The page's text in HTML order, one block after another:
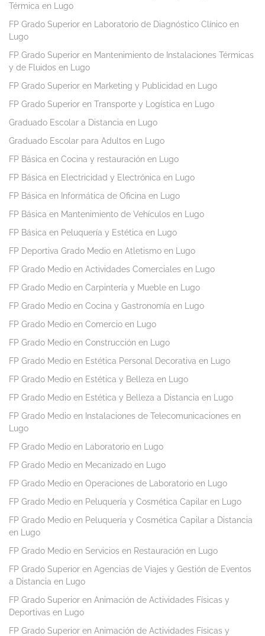
Térmica en Lugo
FP Grado Superior en Laboratorio de Diagnóstico Clínico en
Lugo
FP Grado Superior en Mantenimiento de Instalaciones Térmicas
y de Fluidos en Lugo
FP Grado Superior en Marketing y Publicidad en Lugo
FP Grado Superior en Transporte y Logística en Lugo
Graduado Escolar a Distancia en Lugo
Graduado Escolar para Adultos en Lugo
FP Básica en Cocina y restauración en Lugo
FP Básica en Electricidad y Electrónica en Lugo
FP Básica en Informática de Oficina en Lugo
FP Básica en Mantenimiento de Vehículos en Lugo
FP Básica en Peluquería y Estética en Lugo
FP Deportiva Grado Medio en Atletismo en Lugo
FP Grado Medio en Actividades Comerciales en Lugo
FP Grado Medio en Carpintería y Mueble en Lugo
FP Grado Medio en Cocina y Gastronomía en Lugo
FP Grado Medio en Comercio en Lugo
FP Grado Medio en Construcción en Lugo
FP Grado Medio en Estética Personal Decorativa en Lugo
FP Grado Medio en Estética y Belleza en Lugo
FP Grado Medio en Estética y Belleza a Distancia en Lugo
FP Grado Medio en Instalaciones de Telecomunicaciones en
Lugo
FP Grado Medio en Laboratorio en Lugo
FP Grado Medio en Mecanizado en Lugo
FP Grado Medio en Operaciones de Laboratorio en Lugo
FP Grado Medio en Peluquería y Cosmética Capilar en Lugo
FP Grado Medio en Peluquería y Cosmética Capilar a Distancia
en Lugo
FP Grado Medio en Servicios en Restauración en Lugo
FP Grado Superior en Agencias de Viajes y Gestión de Eventos
a Distancia en Lugo
FP Grado Superior en Animación de Actividades Físicas y
Deportivas en Lugo
FP Grado Superior en Animación de Actividades Físicas y